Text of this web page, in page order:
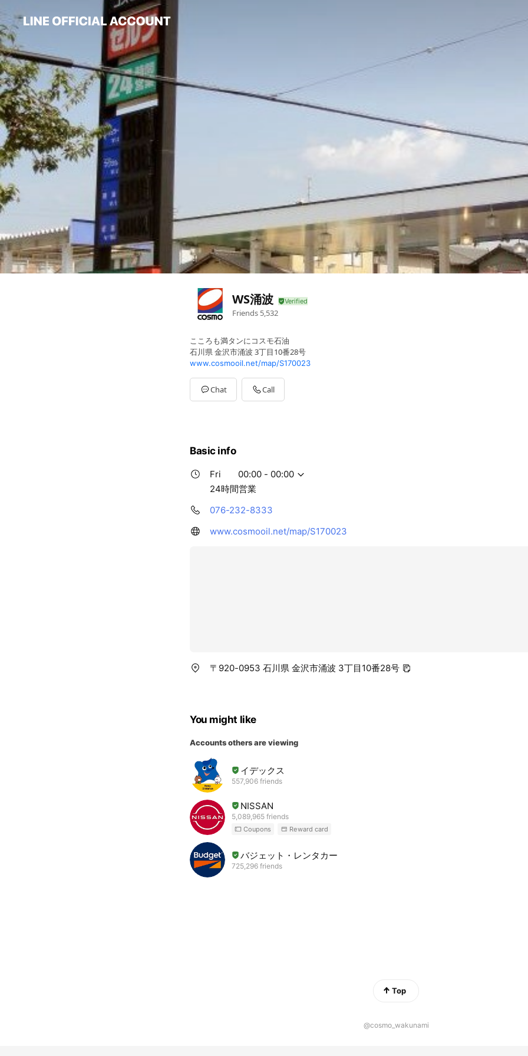
WS涌波
Friends 5,532
こころも満タンにコスモ石油
石川県 金沢市涌波 3丁目10番28号
www.cosmooil.net/map/S170023
Chat Call
Basic info
Fri
00:00 - 00:00
24時間営業
076-232-8333
www.cosmooil.net/map/S170023
〒920-0953 石川県 金沢市涌波 3丁目10番28号
You might like
Accounts others are viewing
イデックス
557,906 friends
NISSAN
5,089,965 friends
Coupons Reward card
バジェット・レンタカー
725,296 friends
Top
@cosmo_wakunami